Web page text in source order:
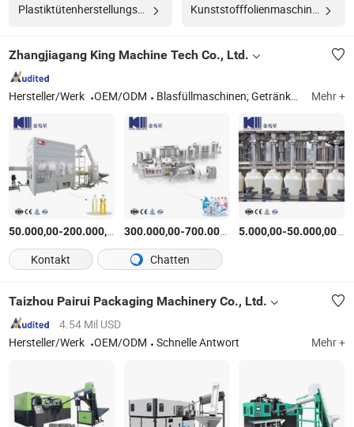
Plastiktütenherstellungsmaschine Hersteller
Zhangjiagang King Machine Tech Co., Ltd.
Hersteller/Werk OEM/ODM Blasfüllmaschinen; Getränkeabfüllmaschinen; ultra-hygienische Füllmonoblocks; Aluminiumdosenabfülllinien; Getränkevorbehandlungsmaschinen Mehr +
50.000,00-200.000,00 $/Stück
300.000,00-700.000,00 $/Stück
5.000,00-50.000,00$
Kontakt
Chatten
Taizhou Pairui Packaging Machinery Co., Ltd.
4.54 Mil USD
Hersteller/Werk
OEM/ODM Schnelle Antwort Mehr +